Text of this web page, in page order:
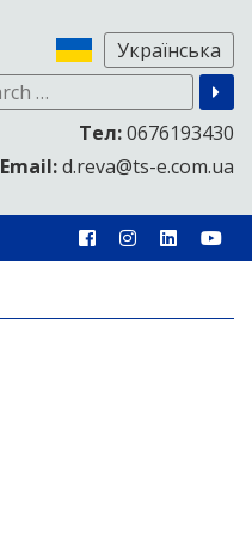
Тел:0676193430
Email:d.reva@ts-e.com.ua